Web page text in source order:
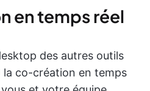
en temps réel
des autres outils
co-création en temps